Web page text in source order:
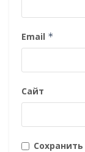
Email *
Сайт